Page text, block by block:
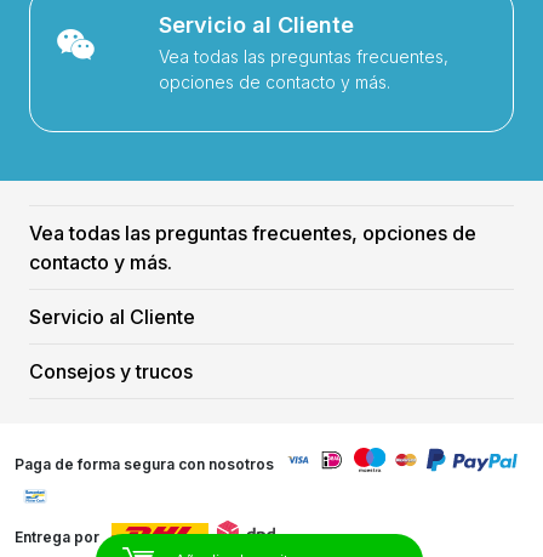
Servicio al Cliente
Vea todas las preguntas frecuentes,
opciones de contacto y más.
Vea todas las preguntas frecuentes, opciones de
contacto y más.
Servicio al Cliente
Consejos y trucos
Paga de forma segura con nosotros
Entrega por